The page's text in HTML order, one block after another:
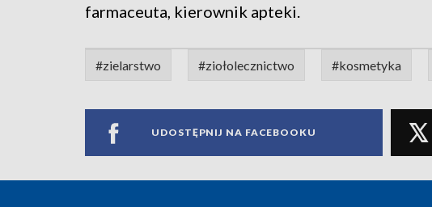
farmaceuta, kierownik apteki.
#zielarstwo #ziołolecznictwo #kosmetyka
UDOSTĘPNIJ NA FACEBOOKU